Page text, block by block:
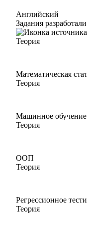
Английский
Задания
Теория
Математическая
Теория
Машинное обучение
Теория
ООП
Теория
Регрессионное
Теория